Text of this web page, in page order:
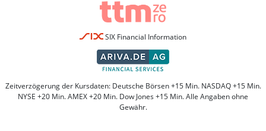
SIX Financial Information
Zeitverzögerung der Kursdaten: Deutsche Börsen +15 Min. NASDAQ +15 Min.
NYSE +20 Min. AMEX +20 Min. Dow Jones +15 Min. Alle Angaben ohne
Gewähr.